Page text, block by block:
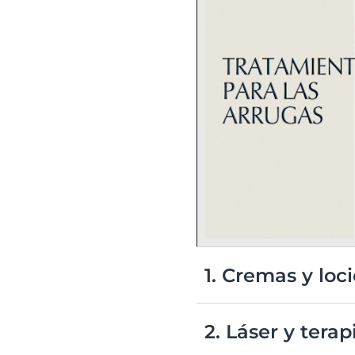
1. Cremas y
que ayudan a mejorar la
2. Láser y